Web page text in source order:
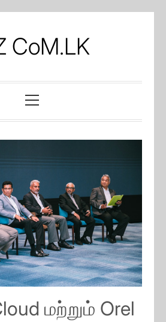
CoM.LK
Menu
மற்றும் Orel